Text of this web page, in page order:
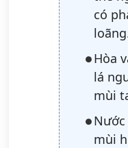
có
Hòa
lá
mùi
mùi